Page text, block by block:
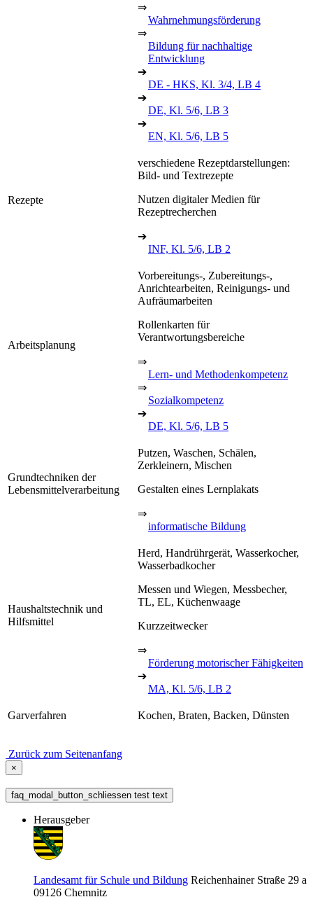
⇒
Wahrnehmungsförderung
⇒
Bildung für nachhaltige
Entwicklung
➔
DE - HKS, Kl. 3/4, LB 4
➔
DE, Kl. 5/6, LB 3
➔
EN, Kl. 5/6, LB 5
Rezepte
verschiedene Rezeptdarstellungen:
Bild- und Textrezepte
Nutzen digitaler Medien für
Rezeptrecherchen
➔
INF, Kl. 5/6, LB 2
Arbeitsplanung
Vorbereitungs-, Zubereitungs-,
Anrichtearbeiten, Reinigungs- und
Aufräumarbeiten
Rollenkarten für
Verantwortungsbereiche
⇒
Lern- und Methodenkompetenz
⇒
Sozialkompetenz
➔
DE, Kl. 5/6, LB 5
Grundtechniken der
Lebensmittelverarbeitung
Putzen, Waschen, Schälen,
Zerkleinern, Mischen
Gestalten eines Lernplakats
⇒
informatische Bildung
Haushaltstechnik und
Hilfsmittel
Herd, Handrührgerät, Wasserkocher,
Wasserbadkocher
Messen und Wiegen, Messbecher,
TL, EL, Küchenwaage
Kurzzeitwecker
⇒
Förderung motorischer Fähigkeiten
➔
MA, Kl. 5/6, LB 2
Garverfahren Kochen, Braten, Backen, Dünsten
Zurück zum Seitenanfang
×
faq_modal_button_schliessen test text
Herausgeber
Landesamt für Schule und Bildung Reichenhainer Straße 29 a
09126 Chemnitz